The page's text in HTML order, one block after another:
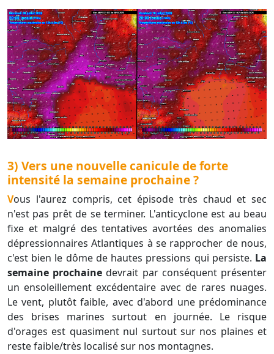
3) Vers une nouvelle canicule de forte
intensité la semaine prochaine ?
Vous l'aurez compris, cet épisode très chaud et sec
n'est pas prêt de se terminer. L'anticyclone est au beau
fixe et malgré des tentatives avortées des anomalies
dépressionnaires Atlantiques à se rapprocher de nous,
c'est bien le dôme de hautes pressions qui persiste. La
semaine prochaine devrait par conséquent présenter
un ensoleillement excédentaire avec de rares nuages.
Le vent, plutôt faible, avec d'abord une prédominance
des brises marines surtout en journée. Le risque
d'orages est quasiment nul surtout sur nos plaines et
reste faible/très localisé sur nos montagnes.